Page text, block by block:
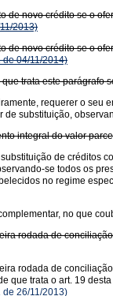
de novo crédito se o
2013)
de novo crédito se o
04/11/2014)
trata este parágrafo
requerer o seu
substituição,
integral do valor
de créditos
se todos os
no regime
no que
rodada de
rodada de
que trata o art. 19
26/11/2013)